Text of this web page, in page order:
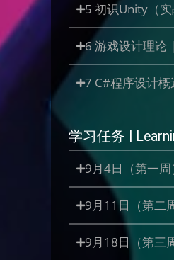
5 初识Unity（
6 游戏设计理论
7 C#程序设计
学习任务 |
9月4日（第一
9月11日（第二
9月18日（第三